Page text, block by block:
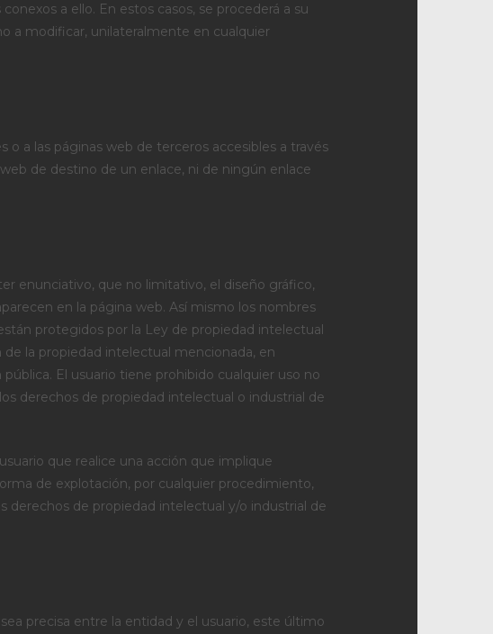
a ello. En estos casos, se procederá a su
a modificar, unilateralmente en cualquier
o a las páginas web de terceros accesibles a través
de destino de un enlace, ni de ningún enlace
enunciativo, que no limitativo, el diseño gráfico,
en la página web. Así mismo los nombres
protegidos por la Ley de propiedad intelectual
la propiedad intelectual mencionada, en
El usuario tiene prohibido cualquier uso no
derechos de propiedad intelectual o industrial de
que realice una acción que implique
de explotación, por cualquier procedimiento,
derechos de propiedad intelectual y/o industrial de
precisa entre la entidad y el usuario, este último